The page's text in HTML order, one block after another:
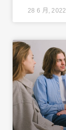
28 6 月, 2022